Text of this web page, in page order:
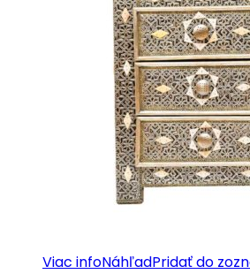
Viac infoNáhľadPridať do